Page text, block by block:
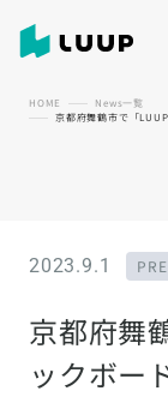
HOME
News一覧
京都府舞鶴市で「
2023.9.1
京都府舞
ックボー